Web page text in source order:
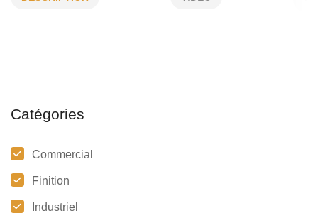
Catégories
Commercial
Finition
Industriel